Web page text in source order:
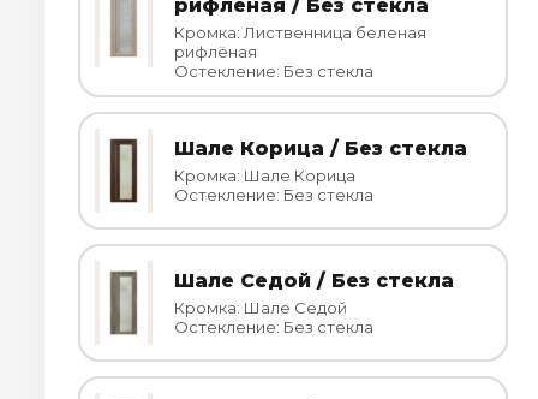
рифлёная / Без стекла
Кромка: Лиственница беленая
рифлёная
Остекление: Без стекла
Шале Корица / Без стекла
Кромка: Шале Корица
Остекление: Без стекла
Шале Седой / Без стекла
Кромка: Шале Седой
Остекление: Без стекла